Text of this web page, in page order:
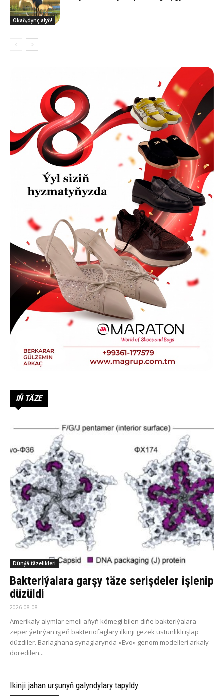
Okaň,dynç alyň!
IŇ TÄZE
Dünýä täzelikleri
Bakteriýalara garşy täze serişdeler işlenip
düzüldi
2026-08-08
Amerikaly alymlar emeli aňyň kömegi bilen diňe bakteriýalara
zeper ýetirýän işjeň bakteriofaglary ilkinji gezek üstünlikli işläp
düzdiler. Barlaghana synaglarynda «Evo» genom modelleri arkaly
döredilen...
Ikinji jahan urşunyň galyndylary tapyldy